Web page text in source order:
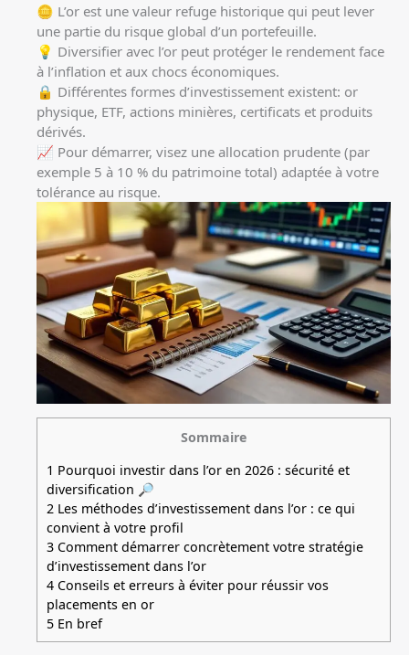
🪙 L’or est une valeur refuge historique qui peut lever
une partie du risque global d’un portefeuille.
💡 Diversifier avec l’or peut protéger le rendement face
à l’inflation et aux chocs économiques.
🔒 Différentes formes d’investissement existent: or
physique, ETF, actions minières, certificats et produits
dérivés.
📈 Pour démarrer, visez une allocation prudente (par
exemple 5 à 10 % du patrimoine total) adaptée à votre
tolérance au risque.
Sommaire
1 Pourquoi investir dans l’or en 2026 : sécurité et
diversification 🔎
2 Les méthodes d’investissement dans l’or : ce qui
convient à votre profil
3 Comment démarrer concrètement votre stratégie
d’investissement dans l’or
4 Conseils et erreurs à éviter pour réussir vos
placements en or
5 En bref